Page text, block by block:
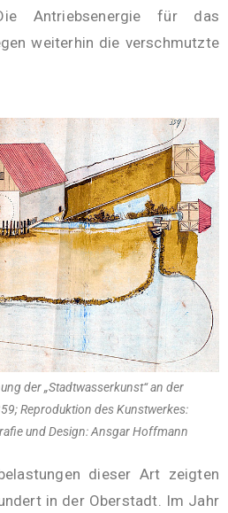
Antriebsenergie für das
weiterhin die verschmutzte
der „Stadtwasserkunst“ an der
Reproduktion des Kunstwerkes:
und Design: Ansgar Hoffmann
dieser Art zeigten
in der Oberstadt. Im Jahr